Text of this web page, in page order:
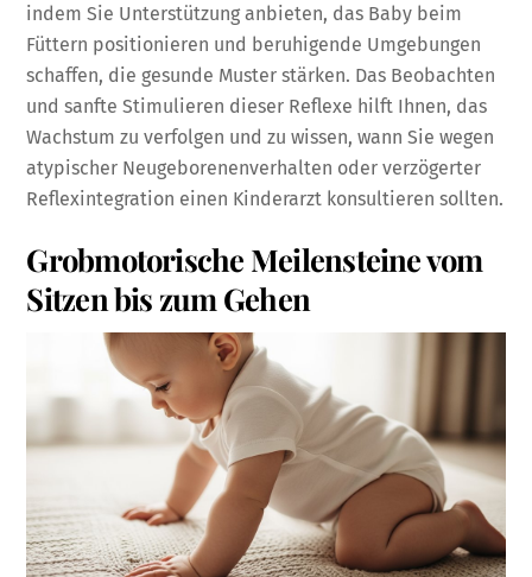
indem Sie Unterstützung anbieten, das Baby beim
Füttern positionieren und beruhigende Umgebungen
schaffen, die gesunde Muster stärken. Das Beobachten
und sanfte Stimulieren dieser Reflexe hilft Ihnen, das
Wachstum zu verfolgen und zu wissen, wann Sie wegen
atypischer Neugeborenenverhalten oder verzögerter
Reflexintegration einen Kinderarzt konsultieren sollten.
Grobmotorische Meilensteine vom
Sitzen bis zum Gehen